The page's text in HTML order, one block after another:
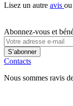
Lisez un autre avis
Abonnez-vous et
S’abonner
Contacts
Nous sommes ravis